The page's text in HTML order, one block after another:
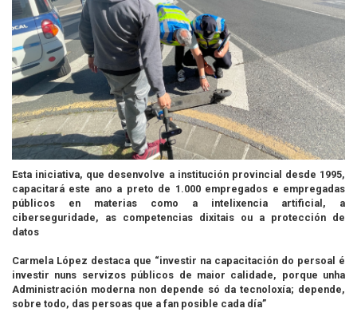
Esta iniciativa, que desenvolve a institución provincial desde 1995,
capacitará este ano a preto de 1.000 empregados e empregadas
públicos en materias como a intelixencia artificial, a
ciberseguridade, as competencias dixitais ou a protección de
datos
Carmela López destaca que “investir na capacitación do persoal é
investir nuns servizos públicos de maior calidade, porque unha
Administración moderna non depende só da tecnoloxía; depende,
sobre todo, das persoas que a fan posible cada día”